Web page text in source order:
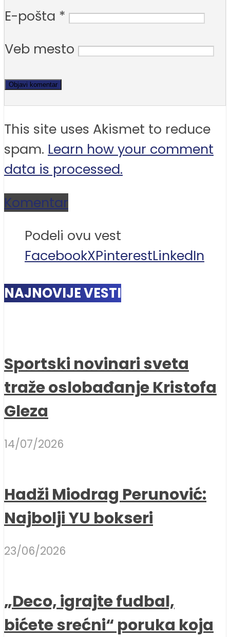
E-pošta *
Veb mesto
This site uses Akismet to reduce
spam. Learn how your comment
data is processed.
Komentar
Podeli ovu vest
FacebookXPinterestLinkedIn
NAJNOVIJE VESTI
Sportski novinari sveta
traže oslobađanje Kristofa
Gleza
14/07/2026
Hadži Miodrag Perunović:
Najbolji YU bokseri
23/06/2026
„Deco, igrajte fudbal,
bićete srećni“ poruka koja